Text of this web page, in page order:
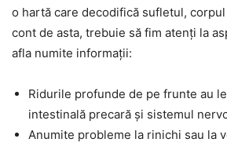
o hartă care decodifică sufletul, corpul
cont de asta, trebuie să fim atenți la
afla numite informații:
Ridurile profunde de pe frunte au
intestinală precară și sistemul
Anumite probleme la rinichi sau la